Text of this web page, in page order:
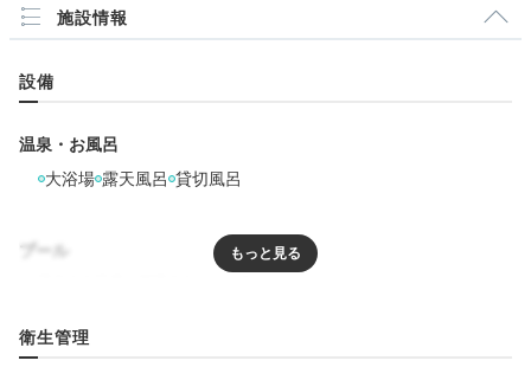
施設情報
設備
温泉・お風呂
大浴場 露天風呂 貸切風呂
プール
リラクゼーション
衛生管理